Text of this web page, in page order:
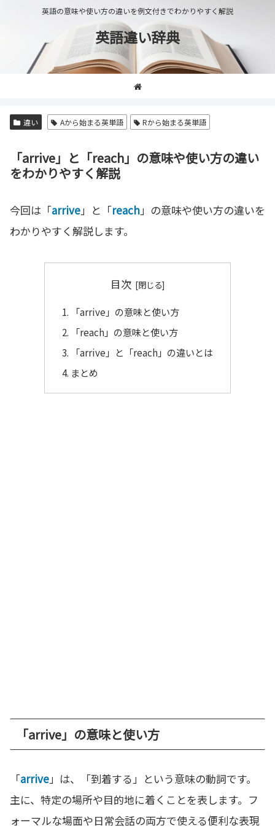
英語の意味や使い方の違いを例文付きでわかりやすく解説
英語違い辞典
違い Aから始まる英単語 Rから始まる英単語
「arrive」と「reach」の意味や使い方の違い
をわかりやすく解説
今回は「arrive」と「reach」の意味や使い方の違いを
わかりやすく解説します。
目次
「arrive」の意味と使い方
「reach」の意味と使い方
「arrive」と「reach」の違いとは
まとめ
「arrive」の意味と使い方
「arrive」は、「到着する」という意味の動詞です。
主に、特定の場所や目的地に着くことを表します。フ
ォーマルな場面や日常会話の両方で使える便利な表現